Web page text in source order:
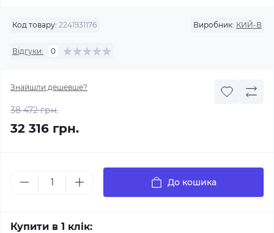
Код товару: 2241931176 Виробник: КИЙ-В
Відгуки: 0
Знайшли дешевше?
38 472 грн.
32 316 грн.
До кошика
Купити в 1 клік: